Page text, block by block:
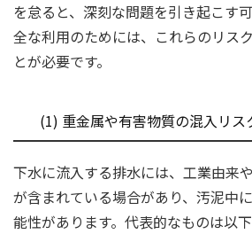
を怠ると、深刻な問題を引き起こす
全な利用のためには、これらのリス
とが必要です。
(1) 重金属や有害物質の混入リス
下水に流入する排水には、工業由来
が含まれている場合があり、汚泥中
能性があります。代表的なものは以下